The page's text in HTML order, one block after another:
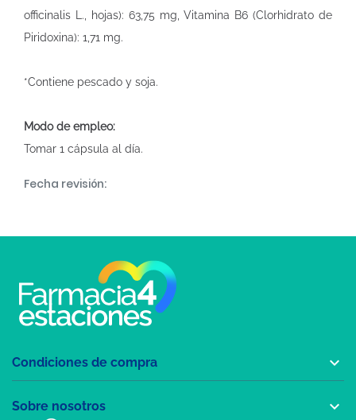
officinalis L., hojas): 63,75 mg, Vitamina B6 (Clorhidrato de
Piridoxina): 1,71 mg.
*Contiene pescado y soja.
Modo de empleo:
Tomar 1 cápsula al día.
Fecha revisión:
Condiciones de compra 
Sobre nosotros 